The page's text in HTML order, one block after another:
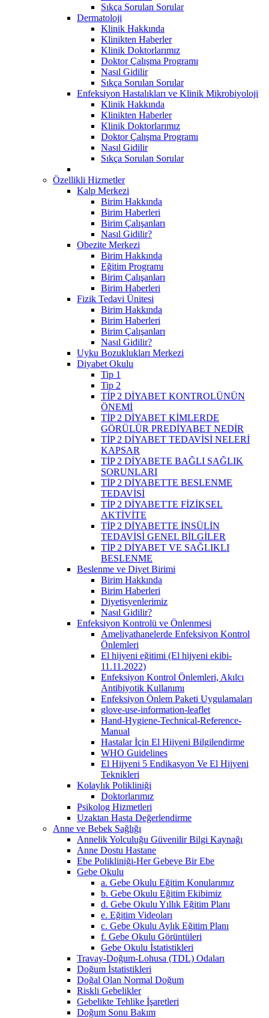
Sıkça Sorulan Sorular
Dermatoloji
Klinik Hakkında
Klinikten Haberler
Klinik Doktorlarımız
Doktor Çalışma Programı
Nasıl Gidilir
Sıkça Sorulan Sorular
Enfeksiyon Hastalıkları ve Klinik Mikrobiyoloji
Klinik Hakkında
Klinikten Haberler
Klinik Doktorlarımız
Doktor Çalışma Programı
Nasıl Gidilir
Sıkça Sorulan Sorular
Özellikli Hizmetler
Kalp Merkezi
Birim Hakkında
Birim Haberleri
Birim Çalışanları
Nasıl Gidilir?
Obezite Merkezi
Birim Hakkında
Eğitim Programı
Birim Çalışanları
Birim Haberleri
Fizik Tedavi Ünitesi
Birim Hakkında
Birim Haberleri
Birim Çalışanları
Nasıl Gidilir?
Uyku Bozuklukları Merkezi
Diyabet Okulu
Tip 1
Tip 2
TİP 2 DİYABET KONTROLÜNÜN
ÖNEMİ
TİP 2 DİYABET KİMLERDE
GÖRÜLÜR PREDİYABET NEDİR
TİP 2 DİYABET TEDAVİSİ NELERİ
KAPSAR
TİP 2 DİYABETE BAĞLI SAĞLIK
SORUNLARI
TİP 2 DİYABETTE BESLENME
TEDAVİSİ
TİP 2 DİYABETTE FİZİKSEL
AKTİVİTE
TİP 2 DİYABETTE İNSÜLİN
TEDAVİSİ GENEL BİLGİLER
TİP 2 DİYABET VE SAĞLIKLI
BESLENME
Beslenme ve Diyet Birimi
Birim Hakkında
Birim Haberleri
Diyetisyenlerimiz
Nasıl Gidilir?
Enfeksiyon Kontrolü ve Önlenmesi
Ameliyathanelerde Enfeksiyon Kontrol
Önlemleri
El hijyeni eğitimi (El hijyeni ekibi-
11.11.2022)
Enfeksiyon Kontrol Önlemleri, Akılcı
Antibiyotik Kullanımı
Enfeksiyon Önlem Paketi Uygulamaları
glove-use-information-leaflet
Hand-Hygiene-Technical-Reference-
Manual
Hastalar İçin El Hijyeni Bilgilendirme
WHO Guidelines
El Hijyeni 5 Endikasyon Ve El Hijyeni
Teknikleri
Kolaylık Polikliniği
Doktorlarımız
Psikolog Hizmetleri
Uzaktan Hasta Değerlendirme
Anne ve Bebek Sağlığı
Annelik Yolculuğu Güvenilir Bilgi Kaynağı
Anne Dostu Hastane
Ebe Polikliniği-Her Gebeye Bir Ebe
Gebe Okulu
a. Gebe Okulu Eğitim Konularımız
b. Gebe Okulu Eğitim Ekibimiz
d. Gebe Okulu Yıllık Eğitim Planı
e. Eğitim Videoları
c. Gebe Okulu Aylık Eğitim Planı
f. Gebe Okulu Görüntüleri
Gebe Okulu İstatistikleri
Travay-Doğum-Lohusa (TDL) Odaları
Doğum İstatistikleri
Doğal Olan Normal Doğum
Riskli Gebelikler
Gebelikte Tehlike İşaretleri
Doğum Sonu Bakım